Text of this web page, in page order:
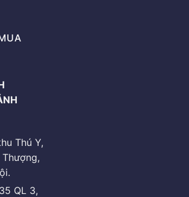
Thú Y,
QL 3,